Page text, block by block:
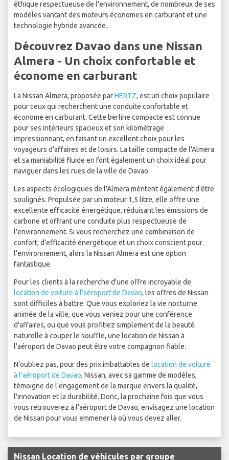
éthique respectueuse de l'environnement, de nombreux de ses
modèles vantant des moteurs économes en carburant et une
technologie hybride avancée.
Découvrez Davao dans une Nissan
Almera - Un choix confortable et
économe en carburant
La Nissan Almera, proposée parHERTZ, est un choix populaire
pour ceux qui recherchent une conduite confortable et
économe en carburant. Cette berline compacte est connue
pour ses intérieurs spacieux et son kilométrage
impressionnant, en faisant un excellent choix pour les
voyageurs d'affaires et de loisirs. La taille compacte de l'Almera
et sa maniabilité fluide en font également un choix idéal pour
naviguer dans les rues de la ville de Davao.
Les aspects écologiques de l'Almera méritent également d'être
soulignés. Propulsée par un moteur 1,5 litre, elle offre une
excellente efficacité énergétique, réduisant les émissions de
carbone et offrant une conduite plus respectueuse de
l'environnement. Si vous recherchez une combinaison de
confort, d'efficacité énergétique et un choix conscient pour
l'environnement, alors la Nissan Almera est une option
fantastique.
Pour les clients à la recherche d'une offre incroyable de
location de voiture à l'aéroport de Davao, les offres de Nissan
sont difficiles à battre. Que vous exploriez la vie nocturne
animée de la ville, que vous veniez pour une conférence
d'affaires, ou que vous profitiez simplement de la beauté
naturelle à couper le souffle, une location de Nissan à
l'aéroport de Davao peut être votre compagnon fiable.
N'oubliez pas, pour des prix imbattables de location de voiture
à l'aéroport de Davao, Nissan, avec sa gamme de modèles,
témoigne de l'engagement de la marque envers la qualité,
l'innovation et la durabilité. Donc, la prochaine fois que vous
vous retrouverez à l'aéroport de Davao, envisagez une location
de Nissan pour vous emmener là où vous devez aller.
Nissan Location de véhicules par groupe